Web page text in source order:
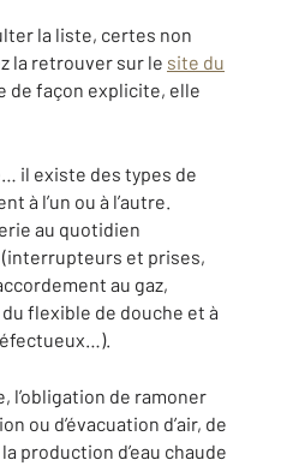
la liste, certes non
la retrouver sur le site du
de façon explicite, elle
il existe des types de
à l’un ou à l’autre.
au quotidien
(interrupteurs et prises,
au gaz,
flexible de douche et à
l’obligation de ramoner
ou d’évacuation d’air, de
production d’eau chaude